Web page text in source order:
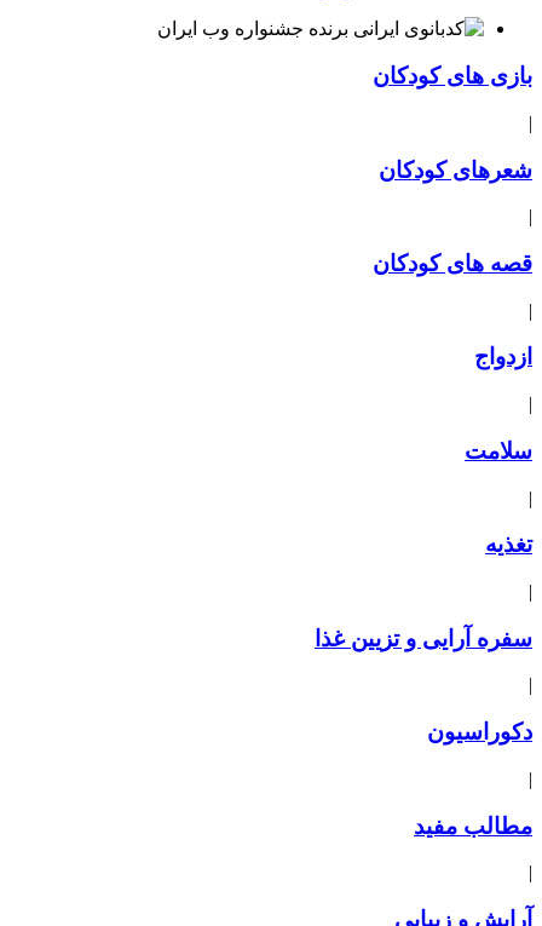
بازی های کودکان
|
شعرهای کودکان
|
قصه های کودکان
|
ازدواج
|
سلامت
|
تغذیه
|
سفره آرایی و تزیین غذا
|
دکوراسیون
|
مطالب مفید
|
آرایش و زیبایی